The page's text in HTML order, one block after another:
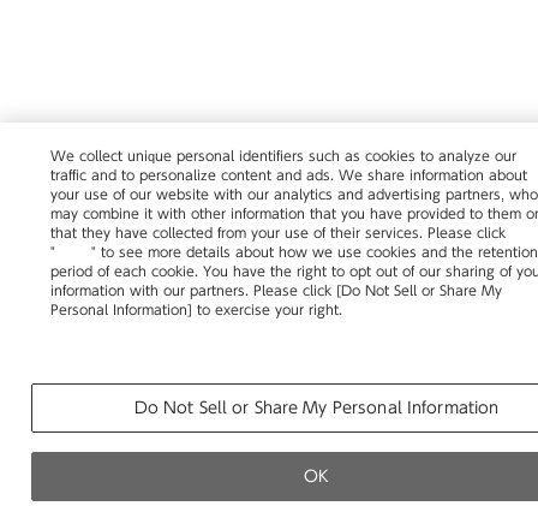
カタログ 移転・改装など空間づくりのご相談 製品の使い方・そ
We collect unique personal identifiers such as cookies to analyze our
traffic and to personalize content and ads. We share information about
your use of our website with our analytics and advertising partners, who
may combine it with other information that you have provided to them
that they have collected from your use of their services. Please click
"
here" to see more details about how we use cookies and the retention
period of each cookie. You have the right to opt out of our sharing of
information with our partners. Please click [Do Not Sell or Share My
Personal Information] to exercise your right.
Do Not Sell or Share My Personal Information
OK